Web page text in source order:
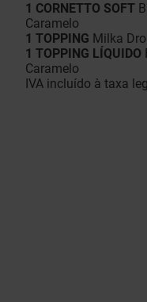
1 CORNETTO SOFT
Caramelo
1 TOPPING Milka
1 TOPPING LÍQUIDO
Caramelo
IVA incluído à taxa